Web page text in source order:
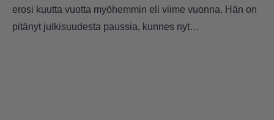
erosi kuutta vuotta myöhemmin eli viime vuonna. Hän on
pitänyt julkisuudesta paussia, kunnes nyt…